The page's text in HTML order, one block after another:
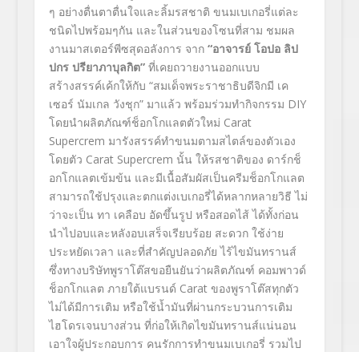
ๆ อย่างตื่นตาตื่นใจและลิ้มรสชาติ ขนมเบเกอรี่แต่ละ
ชนิดไปพร้อมๆกัน และในส่วนของโซนที่สาม ชมผล
งานมาสเตอร์พีซสุดอลังการ จาก “อาจารย์ โอปอ ลิป
ปกร ปรียาภาบุลกิต”ที่เคยถวายงานออกแบบ
สร้างสรรค์เค้กให้กับ “สมเด็จพระราชาธิบดีจิกมี เค
เซอร์ นัมเกล วังชุก” มาแล้ว พร้อมร่วมทำกิจกรรม DIY
โดยนำผลิตภัณฑ์ช็อกโกแลตตัวใหม่ Carat
Supercrem มารังสรรค์ทำขนมตามสไตล์ของตัวเอง
โดยตัว Carat Supercrem นั้น ให้รสชาติของ ดาร์กช็
อกโกแลตเข้มข้น และมีเนื้อสัมผัสเป็นครีมช็อกโกแลต
สามารถใช้ปรุงและตกแต่งเบเกอรี่ได้หลากหลายวิธี ไม่
ว่าจะเป็น ทา เคลือบ อัดขึ้นรูป หรือสอดไส้ ได้ทั้งก่อน
นำไปอบและหลังอบเสร็จเรียบร้อย สะดวก ใช้ง่าย
ประหยัดเวลา และที่สำคัญปลอดภัย ไร้ไขมันทรานส์
ซึ่งทางบริษัทพูราโต๊สขอยืนยันว่าผลิตภัณฑ์ คอมพาวด์
ช็อกโกแลต ภายใต้แบรนด์ Carat ของพูราโต๊สทุกตัว
ไม่ได้มีการเติม หรือใช้น้ำมันที่ผ่านกระบวนการเติม
ไฮโดรเจนบางส่วน ที่ก่อให้เกิดไขมันทรานส์แน่นอน
เอาใจผู้ประกอบการ คนรักการทำขนมเบเกอรี่ รวมไป